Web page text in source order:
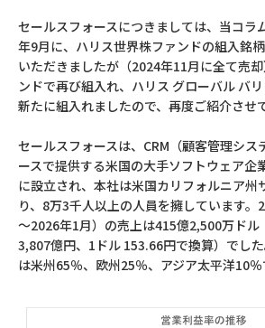
セールスフォースにつきましては、当コラ
年9月に、ハリス世界株ファンドの組入銘
いただきましたが（2024年11月に全て売
ンドで再び組入れ、ハリス グローバル バ
新たに組入れましたので、再度ご紹介させ
セールスフォースは、CRM（顧客管理シス
ースで提供する米国の大手ソフトウェア企
に設立され、本社は米国カリフォルニア州
り、8万3千人以上の人員を擁しています。
～2026年1月）の売上は415億2,500万ドル
3,807億円、1ドル 153.66円で換算）でし
は米州65％、欧州25％、アジア太平洋10％